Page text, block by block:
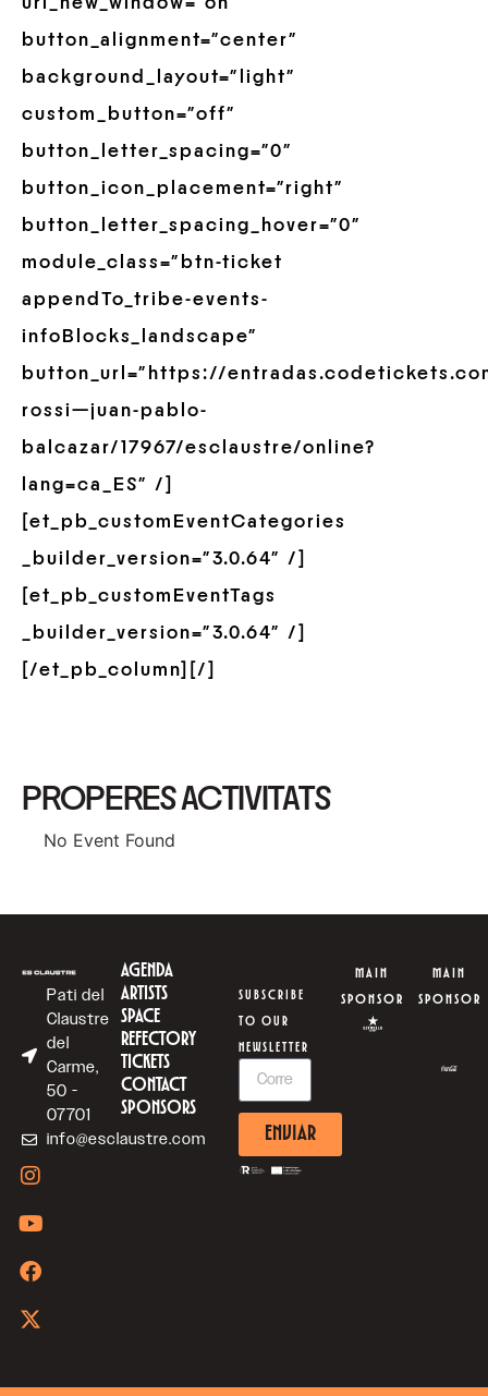
button_alignment=”center”
background_layout=”light”
custom_button=”off”
button_letter_spacing=”0″
button_icon_placement=”right”
button_letter_spacing_hover=”0″
module_class=”btn-ticket
appendTo_tribe-events-
infoBlocks_landscape”
button_url=”https://
rossi—juan-pablo-
balcazar/17967/esclaustre/online?
lang=ca_ES” /]
[et_pb_customEventCategories
_builder_version=”3.0.64″ /]
[et_pb_customEventTags
_builder_version=”3.0.64″ /]
[/et_pb_column][/]
PROPERES ACTIVITATS
No Event Found
Pati del
Claustre
del
Carme,
50 -
07701
info@esclaustre.com
AGENDA
ARTISTS
SPACE
REFECTORY
TICKETS
CONTACT
SPONSORS
SUBSCRIBE
TO OUR
NEWSLETTER
ENVIAR
MAIN
SPONSOR
MAIN
SPONSOR